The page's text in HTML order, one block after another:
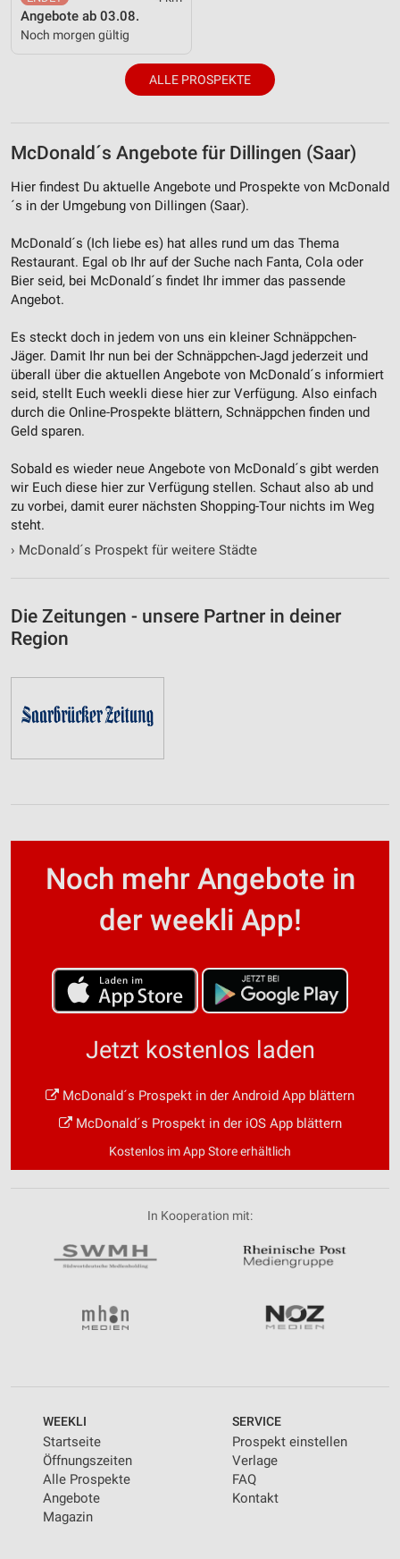
Angebote ab 03.08.
Noch morgen gültig
ALLE PROSPEKTE
McDonald´s Angebote für Dillingen (Saar)
Hier findest Du aktuelle Angebote und Prospekte von McDonald
´s in der Umgebung von Dillingen (Saar).
McDonald´s (Ich liebe es) hat alles rund um das Thema
Restaurant. Egal ob Ihr auf der Suche nach Fanta, Cola oder
Bier seid, bei McDonald´s findet Ihr immer das passende
Angebot.
Es steckt doch in jedem von uns ein kleiner Schnäppchen-
Jäger. Damit Ihr nun bei der Schnäppchen-Jagd jederzeit und
überall über die aktuellen Angebote von McDonald´s informiert
seid, stellt Euch weekli diese hier zur Verfügung. Also einfach
durch die Online-Prospekte blättern, Schnäppchen finden und
Geld sparen.
Sobald es wieder neue Angebote von McDonald´s gibt werden
wir Euch diese hier zur Verfügung stellen. Schaut also ab und
zu vorbei, damit eurer nächsten Shopping-Tour nichts im Weg
steht.
› McDonald´s Prospekt für weitere Städte
Die Zeitungen - unsere Partner in deiner
Region
Noch mehr Angebote in
der weekli App!
Jetzt kostenlos laden
McDonald´s Prospekt in der Android App blättern
McDonald´s Prospekt in der iOS App blättern
Kostenlos im App Store erhältlich
In Kooperation mit:
WEEKLI
Startseite
Öffnungszeiten
Alle Prospekte
Angebote
Magazin
SERVICE
Prospekt einstellen
Verlage
FAQ
Kontakt